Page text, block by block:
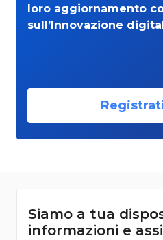
loro aggiornamento
sull’Innovazione
Siamo a tua
informazioni e